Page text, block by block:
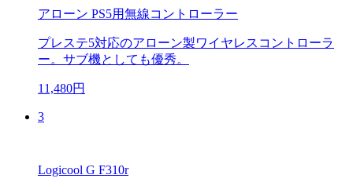
アローン PS5用無線コントローラー
プレステ5対応のアローン製ワイヤレスコントローラ
ー。サブ機としても優秀。
11,480円
3
Logicool G F310r